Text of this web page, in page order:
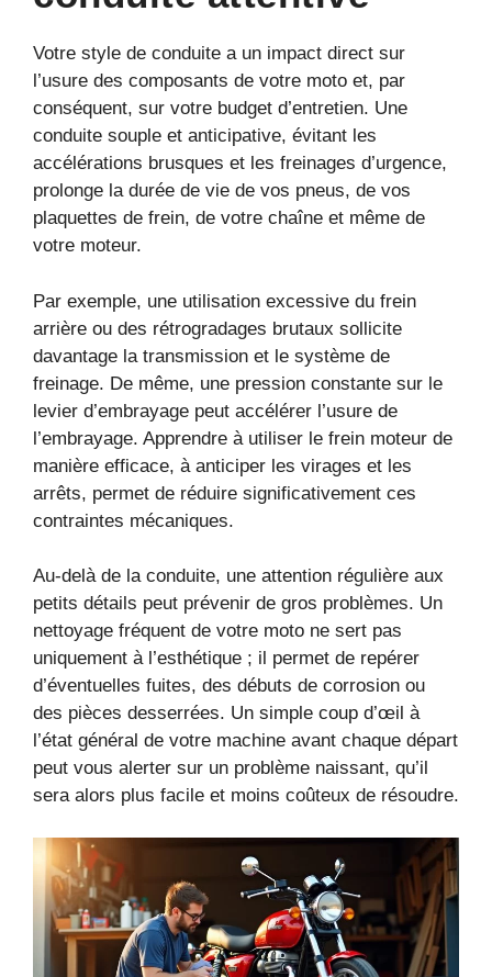
Votre style de conduite a un impact direct sur
l’usure des composants de votre moto et, par
conséquent, sur votre budget d’entretien. Une
conduite souple et anticipative, évitant les
accélérations brusques et les freinages d’urgence,
prolonge la durée de vie de vos pneus, de vos
plaquettes de frein, de votre chaîne et même de
votre moteur.
Par exemple, une utilisation excessive du frein
arrière ou des rétrogradages brutaux sollicite
davantage la transmission et le système de
freinage. De même, une pression constante sur le
levier d’embrayage peut accélérer l’usure de
l’embrayage. Apprendre à utiliser le frein moteur de
manière efficace, à anticiper les virages et les
arrêts, permet de réduire significativement ces
contraintes mécaniques.
Au-delà de la conduite, une attention régulière aux
petits détails peut prévenir de gros problèmes. Un
nettoyage fréquent de votre moto ne sert pas
uniquement à l’esthétique ; il permet de repérer
d’éventuelles fuites, des débuts de corrosion ou
des pièces desserrées. Un simple coup d’œil à
l’état général de votre machine avant chaque départ
peut vous alerter sur un problème naissant, qu’il
sera alors plus facile et moins coûteux de résoudre.